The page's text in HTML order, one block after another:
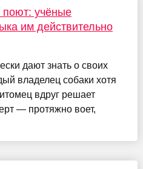
поют: учёные
им действительно
дают знать о своих
владелец собаки хотя
вдруг решает
— протяжно воет,